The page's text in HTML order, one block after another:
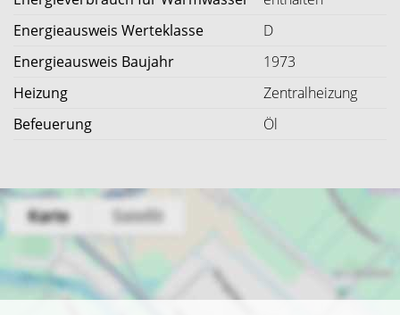
Energieausweis Werteklasse
D
Energieausweis Baujahr
1973
Heizung
Zentralheizung
Befeuerung
Öl